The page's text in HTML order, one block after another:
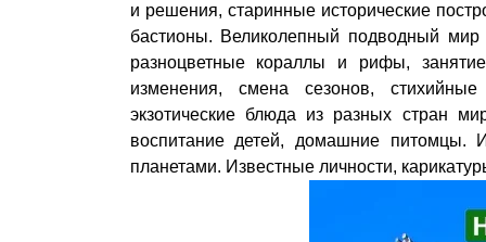
и решения, старинные исторические
бастионы. Великолепный подводный
разноцветные кораллы и рифы,
изменения, смена сезонов, стихийные
экзотические блюда из разных стран
воспитание детей, домашние питомцы.
планетами. Известные личности,